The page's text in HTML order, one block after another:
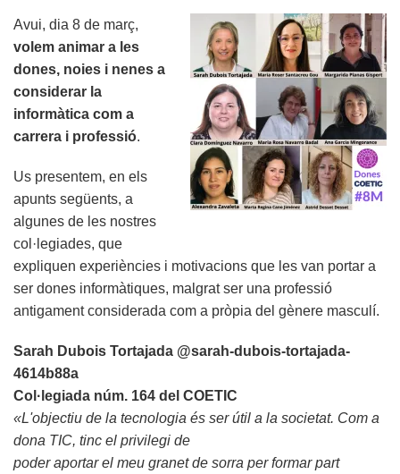
del
Dia
de
les
Esquadres
Avui, dia 8 de març,
volem animar a les
dones, noies i nenes a
considerar la
informàtica com a
carrera i professió.
Us presentem, en els
apunts següents, a
algunes de les nostres
col·legiades, que
expliquen experiències i motivacions que les van portar a
ser dones informàtiques, malgrat ser una professió
antigament considerada com a pròpia del gènere masculí.
Sarah Dubois Tortajada @sarah-dubois-tortajada-
4614b88a
Col·legiada núm. 164 del COETIC
«L'objectiu de la tecnologia és ser útil a la societat. Com a
dona TIC, tinc el privilegi de
poder aportar el meu granet de sorra per formar part